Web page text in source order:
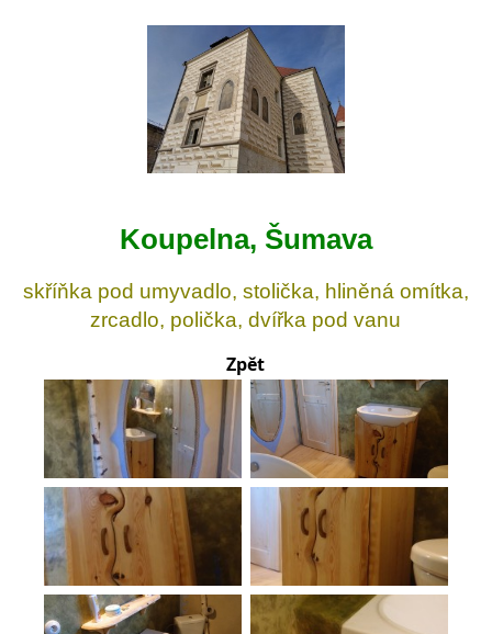
Koupelna, Šumava
skříňka pod umyvadlo, stolička, hliněná omítka,
zrcadlo, polička, dvířka pod vanu
Zpět